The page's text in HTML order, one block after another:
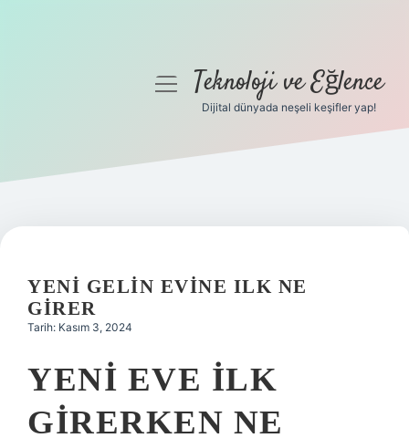
Gizlilik Politikası
Yasal Uyarı
menüyüTeknoloji ve Eğlence
Dijital dünyada neşeli keşifler yap!
YENI GELIN EVINE ILK NE
GIRER
Tarih: Kasım 3, 2024
YENI EVE ILK
GIRERKEN NE